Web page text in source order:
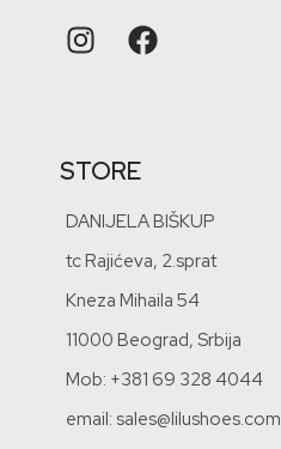
STORE
DANIJELA BIŠKUP
tc Rajićeva, 2.sprat
Kneza Mihaila 54
11000 Beograd, Srbija
Mob: +381 69 328 4044
email: sales@lilushoes.com